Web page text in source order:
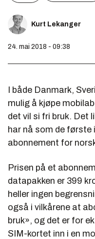
Kurt Lekanger
24. mai 2018 - 09:38
I både Danmark,
mulig å kjøpe
det vil si fri bruk. Det
har nå som de første
abonnement for
Prisen på et
datapakken er 399
heller ingen
også i vilkårene at
bruk», og det er for
SIM-kortet inn i en